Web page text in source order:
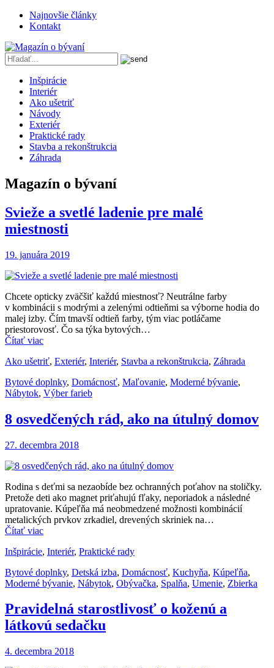
Najnovšie články
Kontakt
Inšpirácie
Interiér
Ako ušetriť
Návody
Exteriér
Praktické rady
Stavba a rekonštrukcia
Záhrada
Magazín o bývaní
Svieže a svetlé ladenie pre malé
miestnosti
19. januára 2019
Chcete opticky zväčšiť každú miestnosť? Neutrálne farby
v kombinácii s modrými a zelenými odtieňmi sa výborne hodia do
malej izby. Čím tmavší odtieň farby, tým viac potláčame
priestorovosť. Čo sa týka bytových…
Čítať viac
Ako ušetriť, Exteriér, Interiér, Stavba a rekonštrukcia, Záhrada
Bytové doplnky, Domácnosť, Maľovanie, Moderné bývanie,
Nábytok, Výber farieb
8 osvedčených rád, ako na útulný domov
27. decembra 2018
Rodina s deťmi sa nezaobíde bez ochranných poťahov na stoličky.
Pretože deti ako magnet priťahujú fľaky, neporiadok a následné
upratovanie. Kúpeľňa má neobmedzené možnosti kombinácií
metalických prvkov zrkadiel, drevených skriniek na…
Čítať viac
Inšpirácie, Interiér, Praktické rady
Bytové doplnky, Detská izba, Domácnosť, Kuchyňa, Kúpeľňa,
Moderné bývanie, Nábytok, Obývačka, Spalňa, Umenie, Zbierka
Pravidelná starostlivosť o koženú a
látkovú sedačku
4. decembra 2018